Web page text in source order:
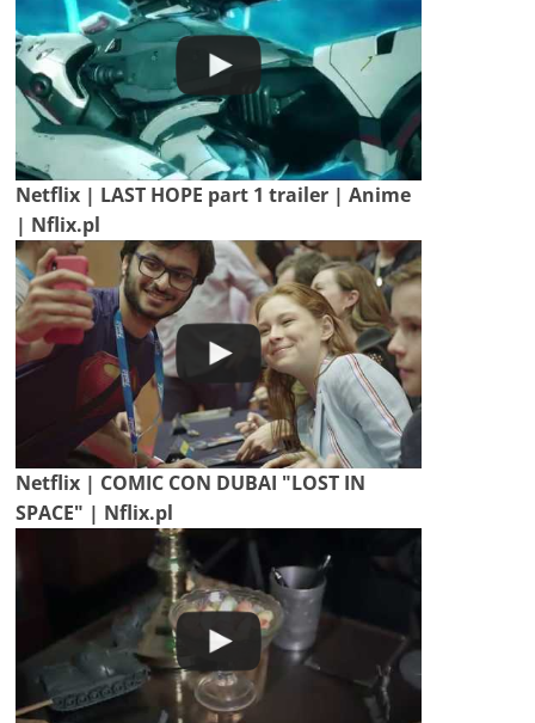
Netflix | LAST HOPE part 1 trailer | Anime
| Nflix.pl
Netflix | COMIC CON DUBAI "LOST IN
SPACE" | Nflix.pl